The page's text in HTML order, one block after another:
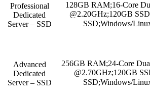
Professional
Dedicated
Server – SSD
128GB RAM;16-Core
@2.20GHz;120GB
SSD;Windows/
Advanced
Dedicated
Server – SSD
256GB RAM;24-Core
@2.70GHz;120GB
SSD;Windows/